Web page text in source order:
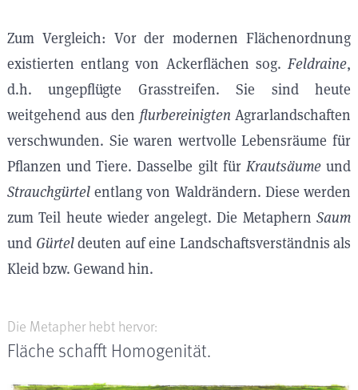
Zum Vergleich: Vor der modernen Flächenordnung
existierten entlang von Ackerflächen sog. Feldraine,
d.h. ungepflügte Grasstreifen. Sie sind heute
weitgehend aus den flurbereinigten Agrarlandschaften
verschwunden. Sie waren wertvolle Lebensräume für
Pflanzen und Tiere. Dasselbe gilt für Krautsäumeund
Strauchgürtel entlang von Waldrändern. Diese werden
zum Teil heute wieder angelegt. Die Metaphern Saum
und Gürteldeuten auf eine Landschaftsverständnis als
Kleid bzw. Gewand hin.
Die Metapher hebt hervor:
Fläche schafft Homogenität.